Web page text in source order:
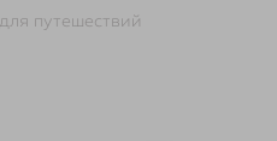
для путешествий